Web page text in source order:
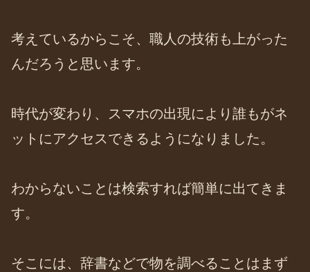
考えているからこそ、職人の技術も上がった
んだろうと思います。
時代が変わり、スマホの出現により誰もがネ
ットにアクセスできるようになりました。
わからないことは検索すれば簡単に出てきま
す。
そこには、辞書などで物を調べることはまず